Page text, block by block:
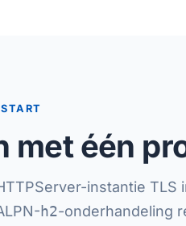
met één
instantie TLS
h2-onderhandeling